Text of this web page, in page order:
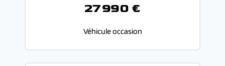
27 990 €
Véhicule occasion